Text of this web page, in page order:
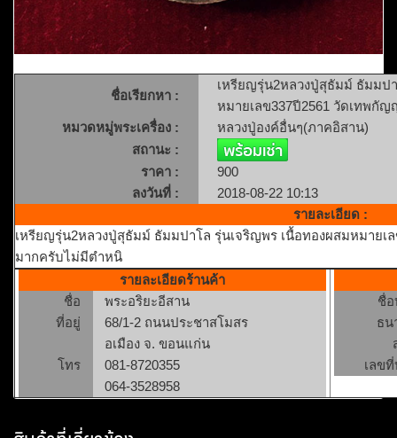
ชื่อเรียกหา :
เหรียญรุ่น2หลวงปู่สุธัมม์ ธัมมป
หมายเลข337ปี2561 วัดเทพกั
หมวดหมู่พระเครื่อง :
หลวงปู่องค์อื่นๆ(ภาคอิสาน)
สถานะ :
ราคา :
900
ลงวันที่ :
2018-08-22 10:13
รายละเอียด :
เหรียญรุ่น2หลวงปู่สุธัมม์ ธัมมปาโล รุ่นเจริญพร เนื้อทองผสมหมาย
มากครับไม่มีตำหนิ
รายละเอียดร้านค้า
ชื่อ
พระอริยะอีสาน
ที่อยู่
68/1-2 ถนนประชาสโมสร
อเมือง จ. ขอนแก่น
โทร
081-8720355
064-3528958
ชื่
ธน
เลข